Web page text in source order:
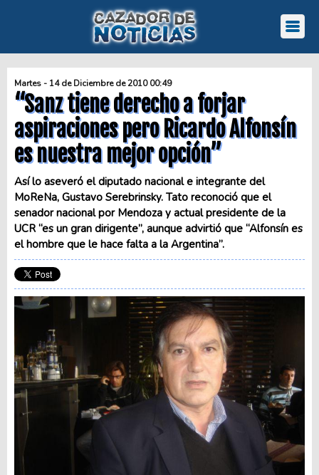
Martes - 14 de Diciembre de 2010 00:49
“Sanz tiene derecho a forjar
aspiraciones pero Ricardo Alfonsín
es nuestra mejor opción”
Así lo aseveró el diputado nacional e integrante del
MoReNa, Gustavo Serebrinsky. Tato reconoció que el
senador nacional por Mendoza y actual presidente de la
UCR “es un gran dirigente”, aunque advirtió que “Alfonsín es
el hombre que le hace falta a la Argentina”.